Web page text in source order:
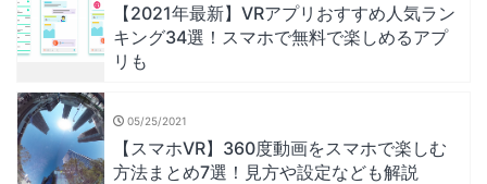
【2021年最新】VRアプリおすすめ人気ラン
キング34選！スマホで無料で楽しめるアプ
リも
05/25/2021
【スマホVR】360度動画をスマホで楽しむ
方法まとめ7選！見方や設定なども解説